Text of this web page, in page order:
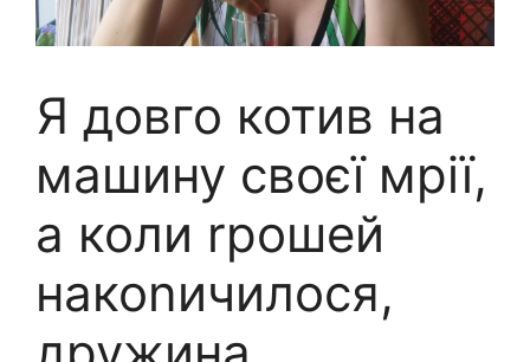
Я довго котив на
машину своєї мрії,
а коли rрошей
накоnичилося,